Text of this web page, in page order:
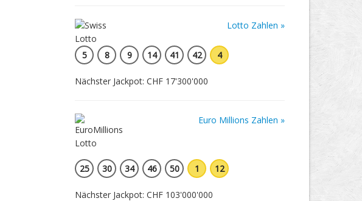
Lotto Zahlen »
5 8 9 14 41 42 4
Nächster Jackpot: CHF 17'300'000
Euro Millions Zahlen »
25 30 34 46 50 1 12
Nächster Jackpot: CHF 103'000'000